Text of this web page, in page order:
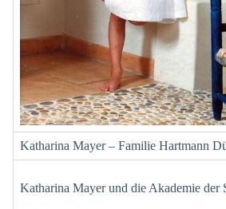
Katharina Mayer – Familie Hartmann
Katharina Mayer und die Akademie der